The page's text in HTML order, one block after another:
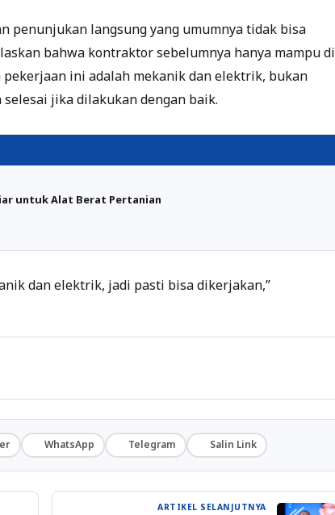
penunjukan langsung yang umumnya tidak bisa
bahwa kontraktor sebelumnya hanya mampu di
pekerjaan ini adalah mekanik dan elektrik, bukan
jika dilakukan dengan baik.
untuk Alat Berat Pertanian
dan elektrik, jadi pasti bisa dikerjakan,”
WhatsApp Telegram Salin Link
ARTIKEL SELANJUTNYA